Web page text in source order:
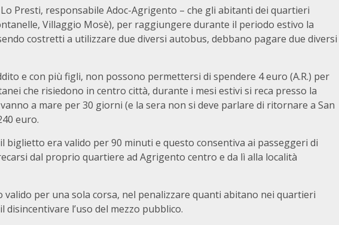
Presti, responsabile Adoc-Agrigento – che gli abitanti dei quartieri
Villaggio Mosè), per raggiungere durante il periodo estivo la
costretti a utilizzare due diversi autobus, debbano pagare due diversi
e con più figli, non possono permettersi di spendere 4 euro (A.R.) per
che risiedono in centro città, durante i mesi estivi si reca presso la
a mare per 30 giorni (e la sera non si deve parlare di ritornare a San
euro.
biglietto era valido per 90 minuti e questo consentiva ai passeggeri di
dal proprio quartiere ad Agrigento centro e da lì alla località
per una sola corsa, nel penalizzare quanti abitano nei quartieri
l’uso del mezzo pubblico.